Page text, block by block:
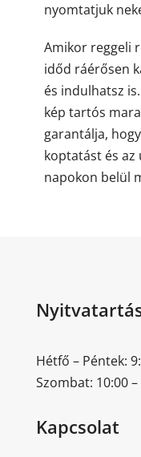
nyomtatjuk
Amikor reggeli
időd ráérősen
és indulhatsz
kép tartós
garantálja,
koptatást és az
napokon belül
Hétfő – Péntek:
Szombat: 10:00 –
Kapcsolat